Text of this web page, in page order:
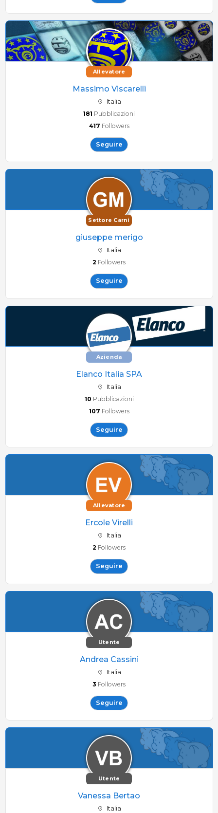
Allevatore
Massimo Viscarelli
Italia
181 Pubblicazioni
417 Followers
Seguire
Settore Carni
giuseppe merigo
Italia
2 Followers
Seguire
Azienda
Elanco Italia SPA
Italia
10 Pubblicazioni
107 Followers
Seguire
Allevatore
Ercole Virelli
Italia
2 Followers
Seguire
Utente
Andrea Cassini
Italia
3 Followers
Seguire
Utente
Vanessa Bertao
Italia